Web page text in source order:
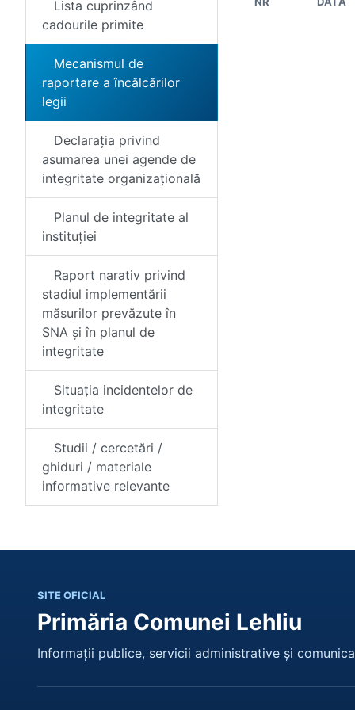
Lista cuprinzând
cadourile primite
Mecanismul de
raportare a încălcărilor
legii
Declarația privind
asumarea unei agende de
integritate organizațională
Planul de integritate al
instituției
Raport narativ privind
stadiul implementării
măsurilor prevăzute în
SNA și în planul de
integritate
Situația incidentelor de
integritate
Studii / cercetări /
ghiduri / materiale
informative relevante
SITE OFICIAL
Primăria Comunei Lehliu
Informații publice, servicii administrative și